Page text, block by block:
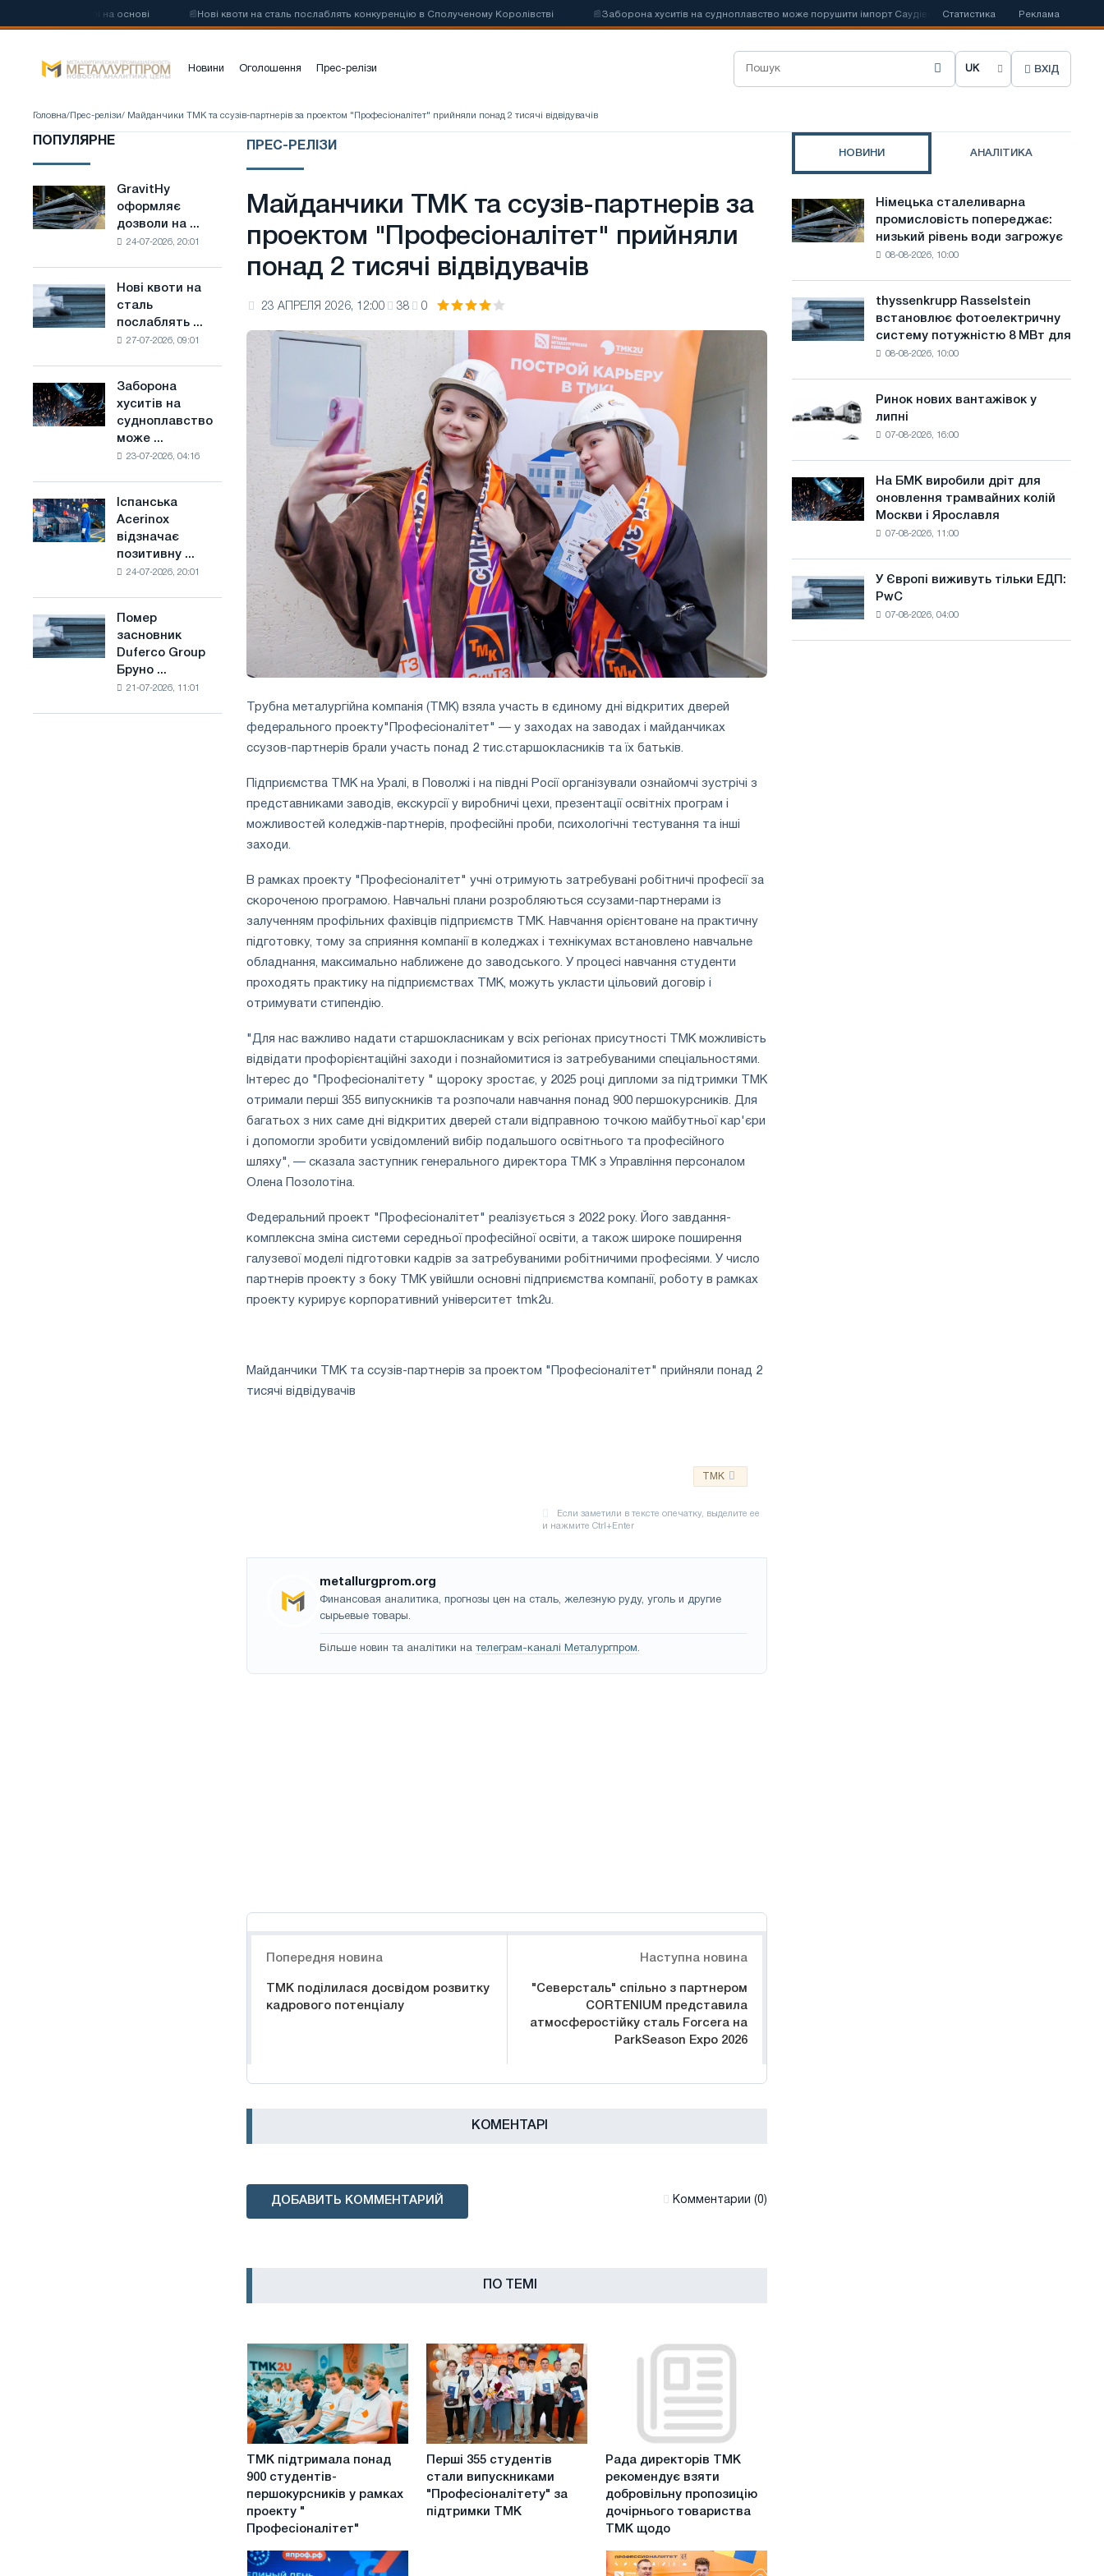
сталі на основі Нові квоти на сталь послаблять конкуренцію в Сполученому Королівстві Заборона хуситів на судноплавство може порушити імпорт Саудівської сталі 📰 Іспанська Acerinox
Статистика Реклама
Новини Оголошення Прес-релізи
О
р
и
м
в
у
с
а
й
т
у
ВХІД
Головна/ Прес-релізи/ Майданчики ТМК та ссузів-партнерів за проектом "Професіоналітет" прийняли понад 2 тисячі відвідувачів
ПОПУЛЯРНЕ
GravitHy
оформляє
дозволи
виробництва
на
основі
водню
у
GravitHy
оформляє
дозволи на ...
24-07-2026, 20:01
Нові
квоти
на
в
Сполученому
Нові квоти на
сталь
послаблять ...
27-07-2026, 09:01
Заборона
хуситів
на
судноплавство
Саудівської
сталі
Заборона
хуситів на
судноплавство
може ...
23-07-2026, 04:16
Іспанська
Acerinox
відзначає
півріччі
по
підтримці
Іспанська
Acerinox
відзначає
позитивну ...
24-07-2026, 20:01
Помер
засновник
Duferco
Помер
засновник
Duferco Group
Бруно ...
21-07-2026, 11:01
ПРЕС-РЕЛІЗИ
Майданчики ТМК та ссузів-партнерів за
проектом "Професіоналітет" прийняли
понад 2 тисячі відвідувачів
23 АПРЕЛЯ 2026, 12:00 38 0
Трубна металургійна компанія (ТМК) взяла участь в єдиному дні відкритих дверей
федерального проекту"Професіоналітет" — у заходах на заводах і майданчиках
ссузов-партнерів брали участь понад 2 тис.старшокласників та їх батьків.
Підприємства ТМК на Уралі, в Поволжі і на півдні Росії організували ознайомчі зустрічі з
представниками заводів, екскурсії у виробничі цехи, презентації освітніх програм і
можливостей коледжів-партнерів, професійні проби, психологічні тестування та інші
заходи.
В рамках проекту "Професіоналітет" учні отримують затребувані робітничі професії за
скороченою програмою. Навчальні плани розробляються ссузами-партнерами із
залученням профільних фахівців підприємств ТМК. Навчання орієнтоване на практичну
підготовку, тому за сприяння компанії в коледжах і технікумах встановлено навчальне
обладнання, максимально наближене до заводського. У процесі навчання студенти
проходять практику на підприємствах ТМК, можуть укласти цільовий договір і
отримувати стипендію.
"Для нас важливо надати старшокласникам у всіх регіонах присутності ТМК можливість
відвідати профорієнтаційні заходи і познайомитися із затребуваними спеціальностями.
Інтерес до "Професіоналітету " щороку зростає, у 2025 році дипломи за підтримки ТМК
отримали перші 355 випускників та розпочали навчання понад 900 першокурсників. Для
багатьох з них саме дні відкритих дверей стали відправною точкою майбутньої кар'єри
і допомогли зробити усвідомлений вибір подальшого освітнього та професійного
шляху", — сказала заступник генерального директора ТМК з Управління персоналом
Олена Позолотіна.
Федеральний проект "Професіоналітет" реалізується з 2022 року. Його завдання-
комплексна зміна системи середньої професійної освіти, а також широке поширення
галузевої моделі підготовки кадрів за затребуваними робітничими професіями. У число
партнерів проекту з боку ТМК увійшли основні підприємства компанії, роботу в рамках
проекту курирує корпоративний університет tmk2u.
Майданчики ТМК та ссузів-партнерів за проектом "Професіоналітет" прийняли понад 2
тисячі відвідувачів
TMK
metallurgprom.org
Финансовая аналитика, прогнозы цен на сталь, железную руду, уголь и другие
сырьевые товары.
Більше новин та аналітики на телеграм-каналі Металургпром.
Попередня новина
ТМК поділилася досвідом розвитку
кадрового потенціалу
Наступна новина
"Северсталь" спільно з партнером
CORTENIUM представила
атмосферостійку сталь Forcera на
ParkSeason Expo 2026
КОМЕНТАРІ
ДОБАВИТЬ КОММЕНТАРИЙ Комментарии (0)
ПО ТЕМІ
ТМК
підтримала
900
студентів-
першокурсників
у
рамках
ТМК підтримала понад
900 студентів-
першокурсників у рамках
проекту "
Професіоналітет"
Перші
355
студентів
стали
випускниками
Перші 355 студентів
стали випускниками
"Професіоналітету" за
підтримки ТМК
Рада
директорів
ТМК
рекомендує
взяти
добровільну
пропозицію
дочірнього
Рада директорів ТМК
рекомендує взяти
добровільну пропозицію
дочірнього товариства
ТМК щодо
НОВИНИ АНАЛІТИКА
Німецька
сталеливарна
промисловість
води
загрожує
Німецька сталеливарна
промисловість попереджає:
низький рівень води загрожує
08-08-2026, 10:00
thyssenkrupp
Rasselstein
встановлює
фотоелектричну
досягнення
цілей
декарбонізації
thyssenkrupp Rasselstein
встановлює фотоелектричну
систему потужністю 8 МВт для
08-08-2026, 10:00
Ринок
нових
вантажівок
Ринок нових вантажівок у
липні
07-08-2026, 16:00
На
БМК
виробили
трамвайних
колій
і
На БМК виробили дріт для
оновлення трамвайних колій
Москви і Ярославля
07-08-2026, 11:00
Європі
виживуть
У Європі виживуть тільки ЕДП:
PwC
07-08-2026, 04:00